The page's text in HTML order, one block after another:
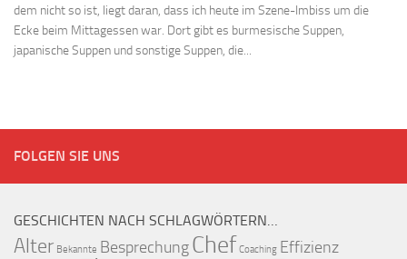
dem nicht so ist, liegt daran, dass ich heute im Szene-Imbiss um die
Ecke beim Mittagessen war. Dort gibt es burmesische Suppen,
japanische Suppen und sonstige Suppen, die...
FOLGEN SIE UNS
GESCHICHTEN NACH SCHLAGWÖRTERN…
Alter Bekannte BesprechungChef Coaching Effizienz